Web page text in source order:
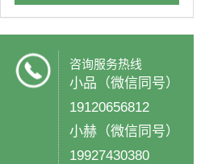
咨询服务热线
小品（微信同号）
19120656812
小赫（微信同号）
19927430380